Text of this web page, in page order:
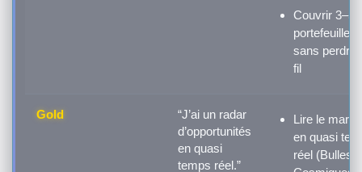
Couvrir 3–5
portefeuilles
sans perdre
fil
Gold
“J’ai un radar
d’opportunités
en quasi
temps réel.”
Lire le
en quasi
réel (Bulles